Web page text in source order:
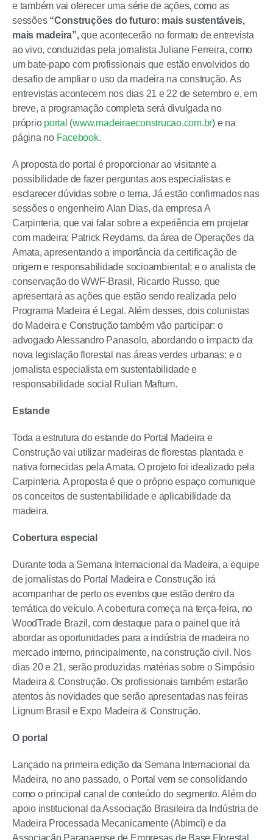
e também vai oferecer uma série de ações, como as
sessões “Construções do futuro: mais sustentáveis,
mais madeira”,que acontecerão no formato de entrevista
ao vivo, conduzidas pela jornalista Juliane Ferreira, como
um bate-papo com profissionais que estão envolvidos do
desafio de ampliar o uso da madeira na construção. As
entrevistas acontecem nos dias 21 e 22 de setembro e, em
breve, a programação completa será divulgada no
próprio portal (www.madeiraeconstrucao.com.br) e na
página no Facebook.
A proposta do portal é proporcionar ao visitante a
possibilidade de fazer perguntas aos especialistas e
esclarecer dúvidas sobre o tema. Já estão confirmados nas
sessões o engenheiro Alan Dias, da empresa A
Carpinteria, que vai falar sobre a experiência em projetar
com madeira; Patrick Reydams, da área de Operações da
Amata, apresentando a importância da certificação de
origem e responsabilidade socioambiental; e o analista de
conservação do WWF-Brasil, Ricardo Russo, que
apresentará as ações que estão sendo realizada pelo
Programa Madeira é Legal. Além desses, dois colunistas
do Madeira e Construção também vão participar: o
advogado Alessandro Panasolo, abordando o impacto da
nova legislação florestal nas áreas verdes urbanas; e o
jornalista especialista em sustentabilidade e
responsabilidade social Rulian Maftum.
Estande
Toda a estrutura do estande do Portal Madeira e
Construção vai utilizar madeiras de florestas plantada e
nativa fornecidas pela Amata. O projeto foi idealizado pela
Carpinteria. A proposta é que o próprio espaço comunique
os conceitos de sustentabilidade e aplicabilidade da
madeira.
Cobertura especial
Durante toda a Semana Internacional da Madeira, a equipe
de jornalistas do Portal Madeira e Construção irá
acompanhar de perto os eventos que estão dentro da
temática do veículo. A cobertura começa na terça-feira, no
WoodTrade Brazil, com destaque para o painel que irá
abordar as oportunidades para a indústria de madeira no
mercado interno, principalmente, na construção civil. Nos
dias 20 e 21, serão produzidas matérias sobre o Simpósio
Madeira & Construção. Os profissionais também estarão
atentos às novidades que serão apresentadas nas feiras
Lignum Brasil e Expo Madeira & Construção.
O portal
Lançado na primeira edição da Semana Internacional da
Madeira, no ano passado, o Portal vem se consolidando
como o principal canal de conteúdo do segmento. Além do
apoio institucional da Associação Brasileira da Indústria de
Madeira Processada Mecanicamente (Abimci) e da